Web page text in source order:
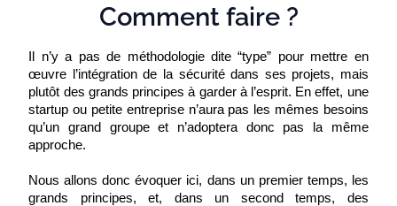
Comment faire ?
Il n’y a pas de méthodologie dite “type” pour mettre en
œuvre l’intégration de la sécurité dans ses projets, mais
plutôt des grands principes à garder à l’esprit. En effet, une
startup ou petite entreprise n’aura pas les mêmes besoins
qu’un grand groupe et n’adoptera donc pas la même
approche.
Nous allons donc évoquer ici, dans un premier temps, les
grands principes, et, dans un second temps, des